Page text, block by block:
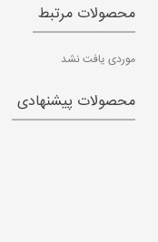
محصولات مرتبط
موردی یافت نشد
محصولات پیشنهادی